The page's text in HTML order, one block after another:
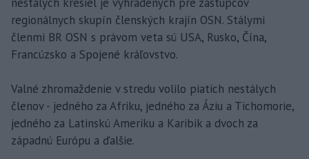
regionálnych skupín členských krajín OSN. Stálymi
členmi BR OSN s právom veta sú USA, Rusko, Čína,
Francúzsko a Spojené kráľovstvo.
Valné zhromaždenie v stredu volilo piatich nestálych
členov - jedného za Afriku, jedného za Áziu a Tichomorie,
jedného za Latinskú Ameriku a Karibik a dvoch za
západnú Európu a ďalšie.